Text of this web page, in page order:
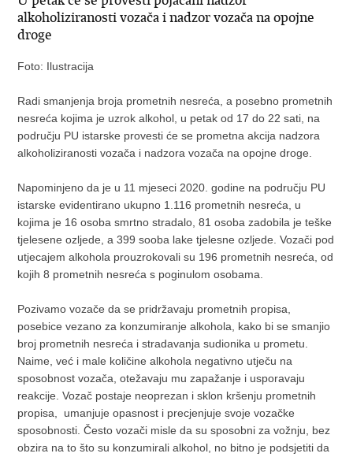
alkoholiziranosti vozača i nadzor vozača na opojne
droge
Foto: Ilustracija
Radi smanjenja broja prometnih nesreća, a posebno prometnih
nesreća kojima je uzrok alkohol, u petak od 17 do 22 sati, na
području PU istarske provesti će se prometna akcija nadzora
alkoholiziranosti vozača i nadzora vozača na opojne droge.
Napominjeno da je u 11 mjeseci 2020. godine na području PU
istarske evidentirano ukupno 1.116 prometnih nesreća, u
kojima je 16 osoba smrtno stradalo, 81 osoba zadobila je teške
tjelesene ozljede, a 399 sooba lake tjelesne ozljede. Vozači pod
utjecajem alkohola prouzrokovali su 196 prometnih nesreća, od
kojih 8 prometnih nesreća s poginulom osobama.
Pozivamo vozače da se pridržavaju prometnih propisa,
posebice vezano za konzumiranje alkohola, kako bi se smanjio
broj prometnih nesreća i stradavanja sudionika u prometu.
Naime, već i male količine alkohola negativno utječu na
sposobnost vozača, otežavaju mu zapažanje i usporavaju
reakcije. Vozač postaje neoprezan i sklon kršenju prometnih
propisa, umanjuje opasnost i precjenjuje svoje vozačke
sposobnosti. Često vozači misle da su sposobni za vožnju, bez
obzira na to što su konzumirali alkohol, no bitno je podsjetiti da